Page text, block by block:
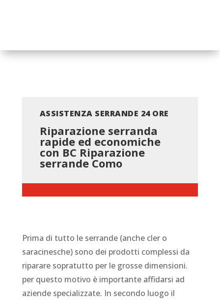
ASSISTENZA SERRANDE 24 ORE
Riparazione serranda
rapide ed economiche
con BC Riparazione
serrande Como
Prima di tutto le serrande (anche cler o
saracinesche) sono dei prodotti complessi da
riparare sopratutto per le grosse dimensioni.
per questo motivo è importante affidarsi ad
aziende specializzate. In secondo luogo il